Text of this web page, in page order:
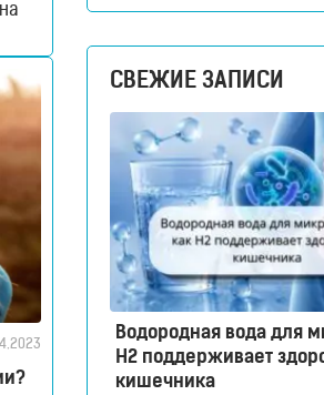
в
в
СВЕЖИЕ ЗАПИСИ
Водородная вода для
H2 поддерживает
кишечника